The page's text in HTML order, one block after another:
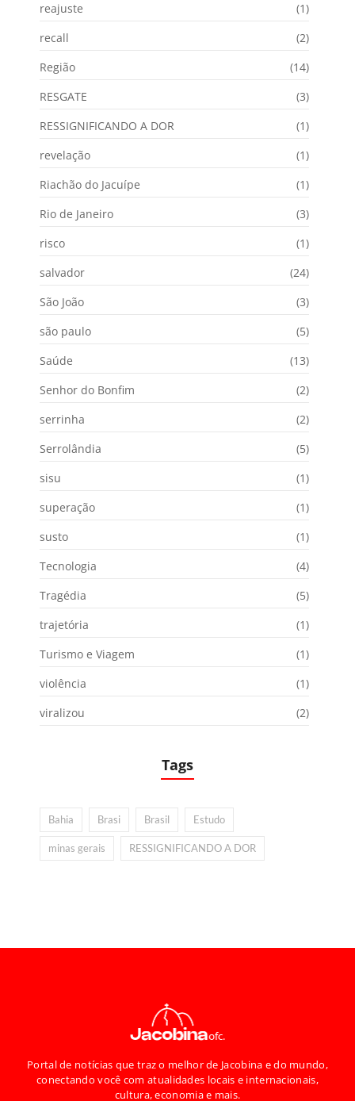
reajuste
(1)
recall
(2)
Região
(14)
RESGATE
(3)
RESSIGNIFICANDO A DOR
(1)
revelação
(1)
Riachão do Jacuípe
(1)
Rio de Janeiro
(3)
risco
(1)
salvador
(24)
São João
(3)
são paulo
(5)
Saúde
(13)
Senhor do Bonfim
(2)
serrinha
(2)
Serrolândia
(5)
sisu
(1)
superação
(1)
susto
(1)
Tecnologia
(4)
Tragédia
(5)
trajetória
(1)
Turismo e Viagem
(1)
violência
(1)
viralizou
(2)
Tags
Bahia Brasi Brasil Estudo
minas gerais RESSIGNIFICANDO A DOR
Portal de notícias que traz o melhor de Jacobina e do mundo,
conectando você com atualidades locais e internacionais,
cultura, economia e mais.